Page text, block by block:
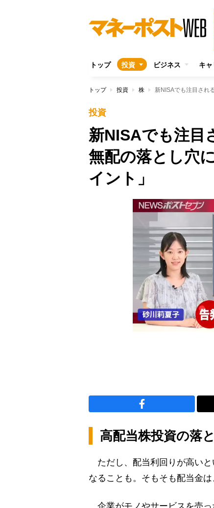
トップ 投資 ビジネス キ
トップ 投資 株
投資
新NISAでも注目
無配の落とし穴
イント」
高配当株投資の落
ただし、配当利回りが高いと
なることも。そもそも配当金